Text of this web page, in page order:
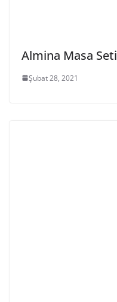
Almina Masa Seti
Şubat 28, 2021